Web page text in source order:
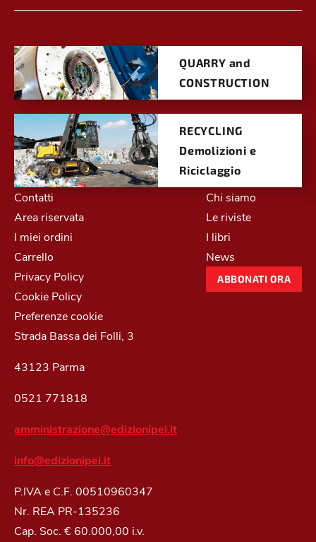
QUARRY and
CONSTRUCTION
RECYCLING
Demolizioni e
Riciclaggio
Contatti
Area riservata
I miei ordini
Carrello
Privacy Policy
Cookie Policy
Preferenze cookie
Chi siamo
Le riviste
I libri
News
ABBONATI ORA
Strada Bassa dei Folli, 3
43123 Parma
0521 771818
amministrazione@edizionipei.it
info@edizionipei.it
P.IVA e C.F. 00510960347
Nr. REA PR-135236
Cap. Soc. € 60.000,00 i.v.